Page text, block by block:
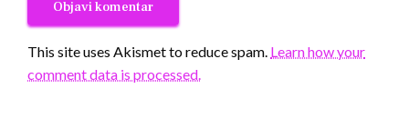
This site uses Akismet to reduce spam. Learn how your
comment data is processed.